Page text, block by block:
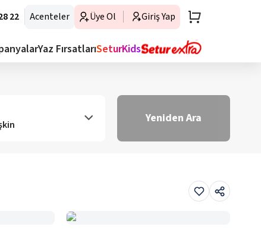
22 Acenteler Üye Ol Giriş Yap
Yaz FırsatlarıSeturKids
Yeniden Ara